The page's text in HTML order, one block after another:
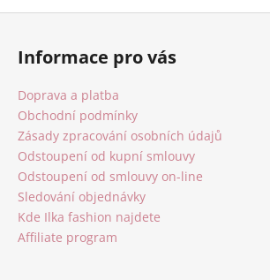
Z
Informace pro vás
Doprava a platba
Obchodní podmínky
Zásady zpracování osobních údajů
Odstoupení od kupní smlouvy
Odstoupení od smlouvy on-line
Sledování objednávky
Kde Ilka fashion najdete
Affiliate program